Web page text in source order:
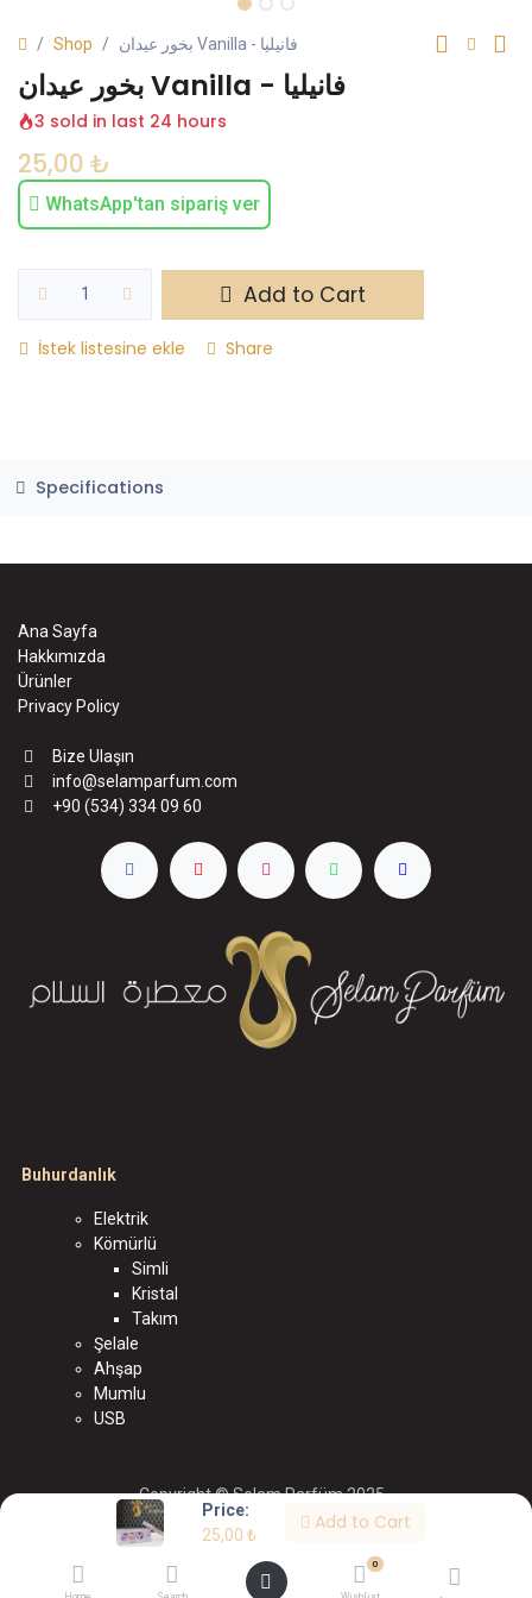
Price:
25,00 ₺
Add to Cart
0
Shop بخور عيدان Vanilla - فانيليا
بخور عيدان Vanilla - فانيليا
3 sold in last 24 hours
25,00 ₺
WhatsApp'tan sipariş ver
Add to Cart
İstek listesine ekle Share
Specifications
Ana Sayfa
Hakkımızda
Ürünler
Privacy Policy
Bize Ulaşın
info@selamparfum.com
+90 (534) 334 09 60
Buhurdanlık
Elektrik
Kömürlü
Simli
Kristal
Takım
Şelale
Ahşap
Mumlu
USB
Copyright © Selam Parfüm 2025
الْعَرَبيّة
English (US) |
Türkçe
- # 1Açık Kaynak E-
Ticaret